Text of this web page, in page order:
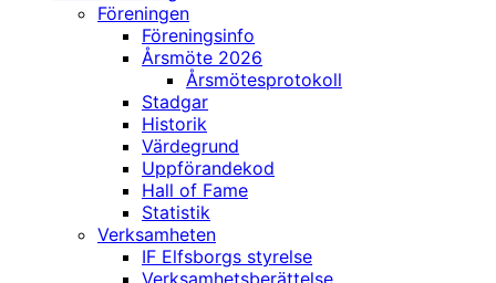
Föreningen
Föreningsinfo
Årsmöte 2026
Årsmötesprotokoll
Stadgar
Historik
Värdegrund
Uppförandekod
Hall of Fame
Statistik
Verksamheten
IF Elfsborgs styrelse